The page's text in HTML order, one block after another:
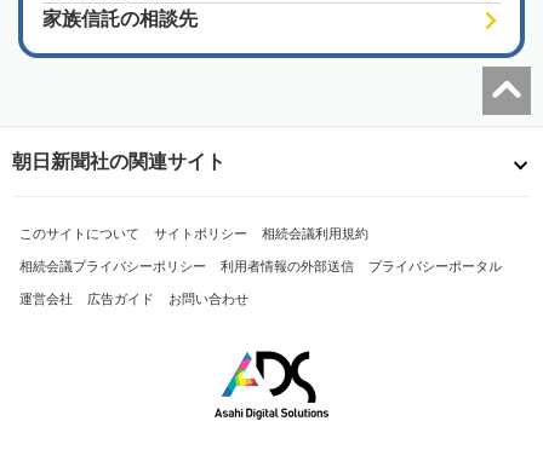
家族信託の相談先
朝日新聞社の関連サイト
このサイトについて サイトポリシー 相続会議利用規約
相続会議プライバシーポリシー 利用者情報の外部送信 プライバシーポータル
運営会社 広告ガイド お問い合わせ